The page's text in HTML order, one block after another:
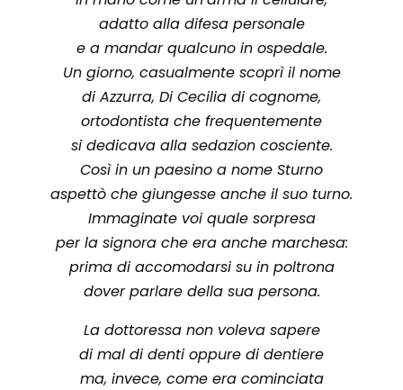
adatto alla difesa personale
e a mandar qualcuno in ospedale.
Un giorno, casualmente scoprì il nome
di Azzurra, Di Cecilia di cognome,
ortodontista che frequentemente
si dedicava alla sedazion cosciente.
Così in un paesino a nome Sturno
aspettò che giungesse anche il suo turno.
Immaginate voi quale sorpresa
per la signora che era anche marchesa:
prima di accomodarsi su in poltrona
dover parlare della sua persona.
La dottoressa non voleva sapere
di mal di denti oppure di dentiere
ma, invece, come era cominciata